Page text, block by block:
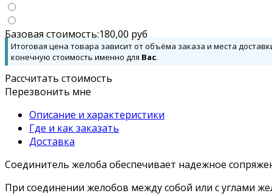
Базовая стоимость:180,00 руб
Итоговая цена товара зависит от объёма заказа и места
конечную стоимость именно для Вас.
Рассчитать стоимость
Перезвонить мне
Описание и характеристики
Где и как заказать
Доставка
Соединитель желоба обеспечивает надежное
При соединении желобов между собой или с углами